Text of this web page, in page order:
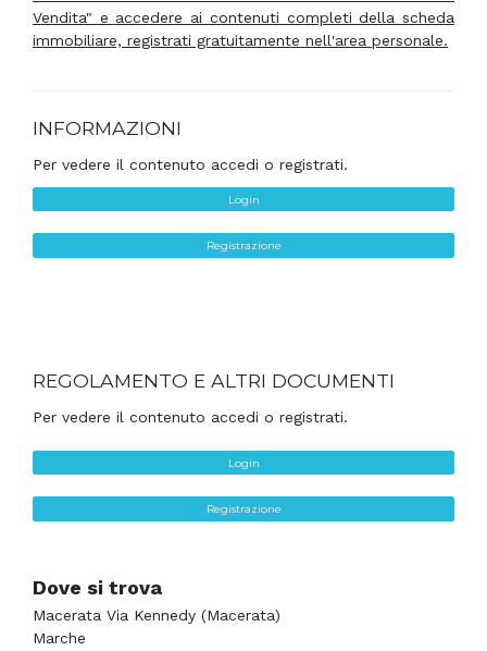
Vendita" e accedere ai contenuti completi della scheda
immobiliare, registrati gratuitamente nell'area personale.
INFORMAZIONI
Per vedere il contenuto accedi o registrati.
Login
Registrazione
REGOLAMENTO E ALTRI DOCUMENTI
Per vedere il contenuto accedi o registrati.
Login
Registrazione
Dove si trova
Macerata Via Kennedy (Macerata)
Marche